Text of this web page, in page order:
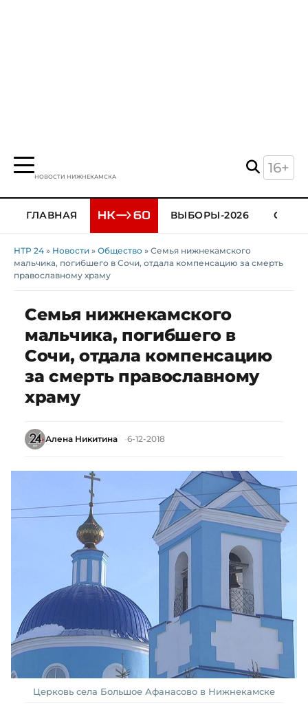
НОВОСТИ НИЖНЕКАМСКА
16+
ГЛАВНАЯ ВЫБОРЫ-2026
НТР 24 » Новости » Общество » Семья нижнекамского
мальчика, погибшего в Сочи, отдала компенсацию за смерть
православному храму
Семья нижнекамского
мальчика, погибшего в
Сочи, отдала компенсацию
за смерть православному
храму
Алена Никитина 6-12-2018
Церковь села Большое Афанасово в Нижнекамске